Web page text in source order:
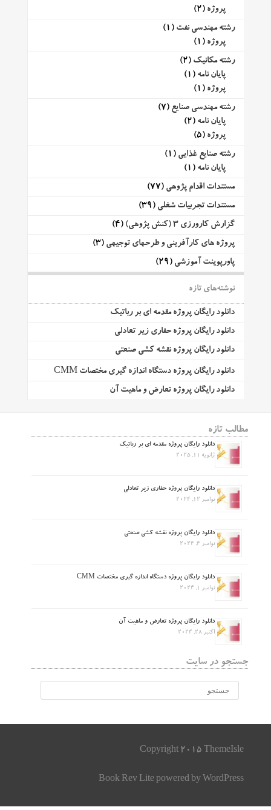
پروژه (2)
رشته مهندسی نفت (1)
پروژه (1)
رشته مکانیک (2)
پایان نامه (1)
پروژه (1)
رشته مهندسی صنایع (7)
پایان نامه (2)
پروژه (5)
رشته صنایع غذایی (1)
پایان نامه (1)
مستندات اقدام پژوهی (77)
مستندات تجربیات شغلی (39)
گزارش کارورزی 3 (کنش پژوهی)
(4)
پروژه های کارآفرینی و طرحهای توجیهی (3)
پاورپوینت آموزشی (29)
نوشته‌های تازه
دانلود رایگان پروژه مقدمه ای بر رباتیک
دانلود رایگان پروژه حفاری زیر تعادلی
دانلود رایگان پروژه نقشه کشی صنعتی
دانلود رایگان پروژه دستگاه اندازه گیری مختصات CMM
دانلود رایگان پروژه تعارض و ماهیت آن
مطالب تازه
دانلود رایگان پروژه مقدمه ای بر رباتیک
ژانویه 11, 2025
دانلود رایگان پروژه حفاری زیر تعادلی
نوامبر 12, 2024
دانلود رایگان پروژه نقشه کشی صنعتی
نوامبر 4, 2024
دانلود رایگان پروژه دستگاه اندازه گیری مختصات CMM
نوامبر 1, 2024
دانلود رایگان پروژه تعارض و ماهیت آن
اکتبر 28, 2024
جستجو در سایت
Copyright 2015 ThemeIsle
Book Rev Lite powered by WordPress